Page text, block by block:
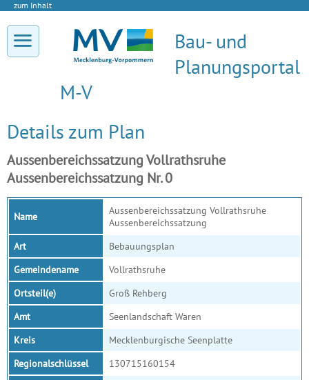
zum Inhalt
Bau- und
Planungsportal
M-V
Details zum Plan
Aussenbereichssatzung Vollrathsruhe
Aussenbereichssatzung Nr. 0
Name
Aussenbereichssatzung Vollrathsruhe
Aussenbereichssatzung
Art
Bebauungsplan
Gemeindename
Vollrathsruhe
Ortsteil(e)
Groß Rehberg
Amt
Seenlandschaft Waren
Kreis
Mecklenburgische Seenplatte
Regionalschlüssel
130715160154